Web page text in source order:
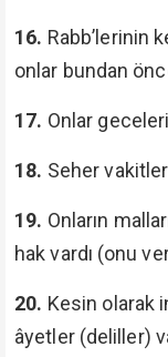
16. Rabb’lerinin
onlar bundan
17. Onlar
18. Seher
19. Onların
hak vardı (onu
20. Kesin olarak
âyetler (deliller)